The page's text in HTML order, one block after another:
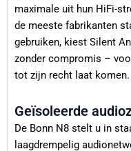
maximale uit hun HiFi-
de meeste fabrikanten
gebruiken, kiest Silent
zonder compromis –
tot zijn recht laat komen.
Geïsoleerde
De Bonn N8 stelt u in
laagdrempelig